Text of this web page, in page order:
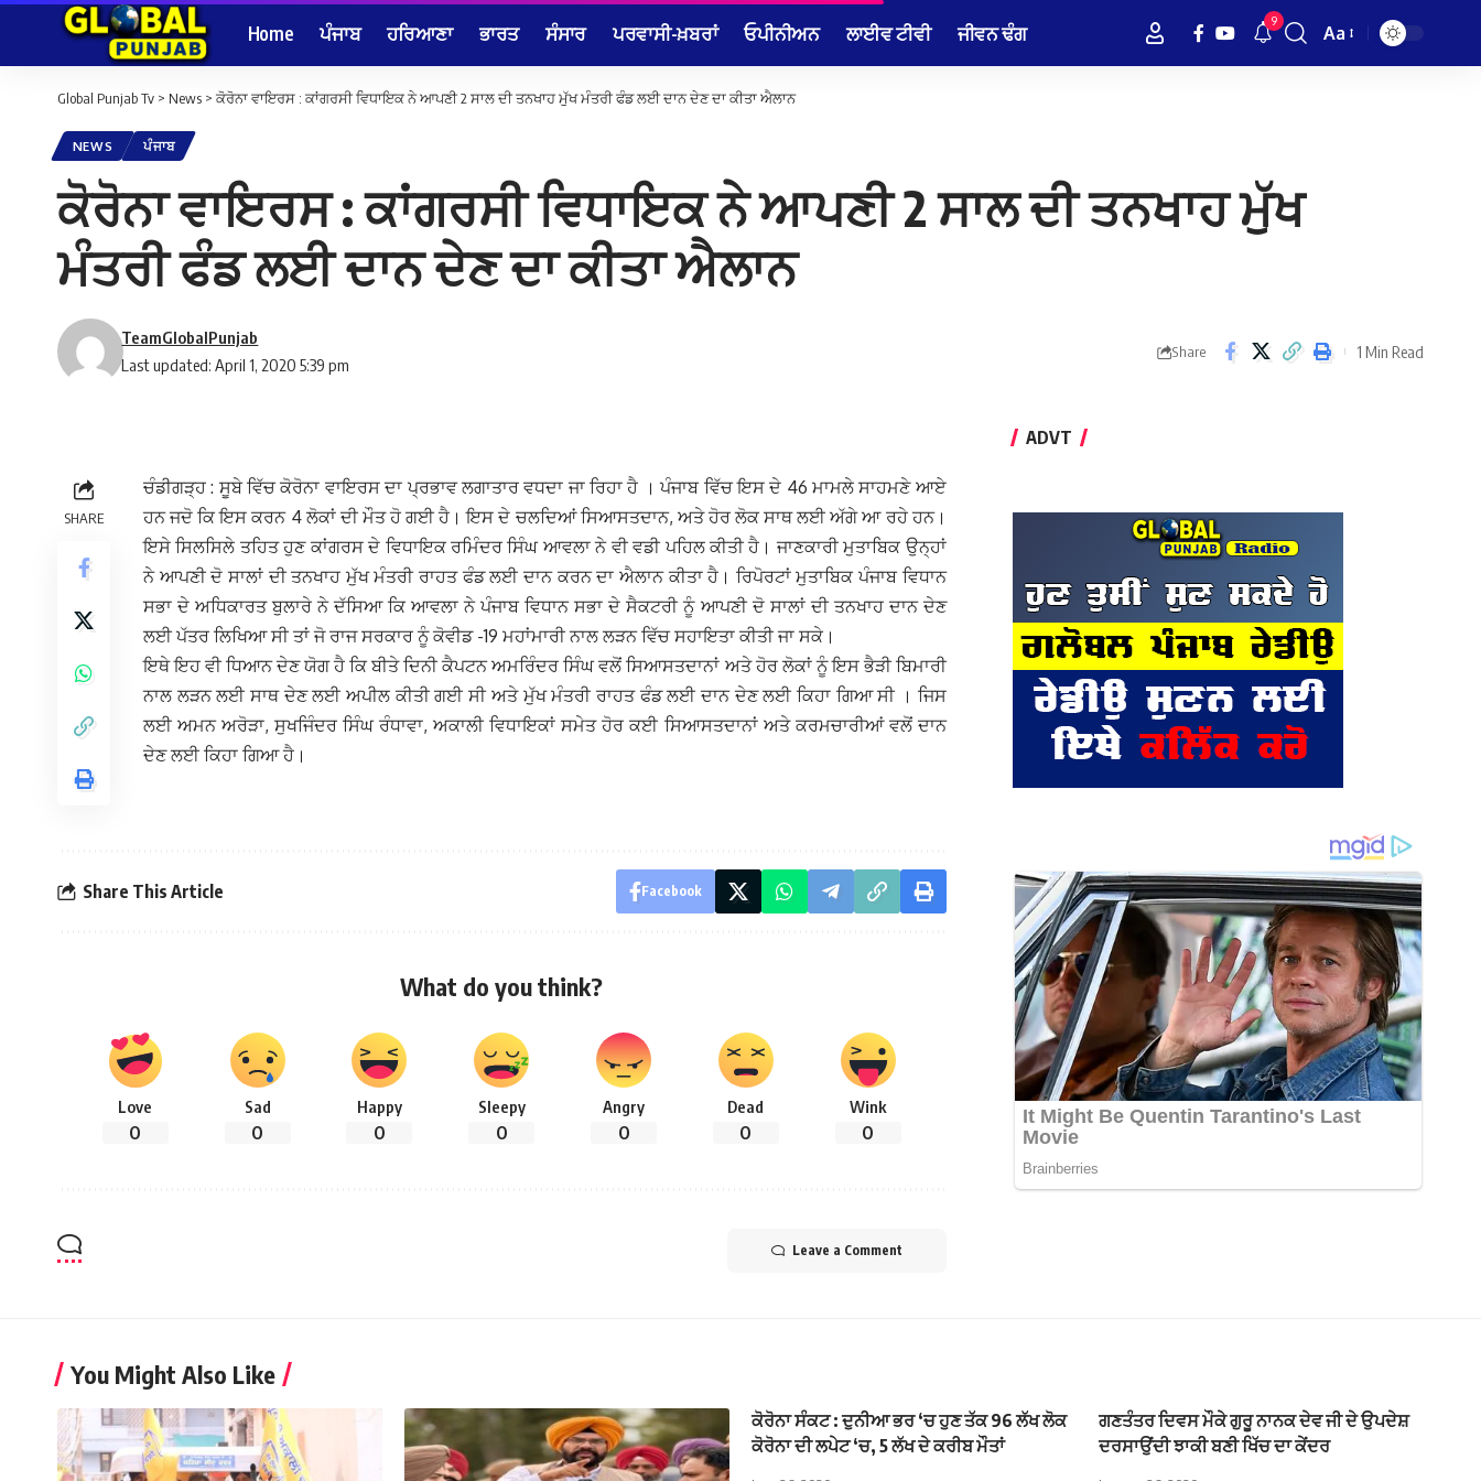
Home ਪੰਜਾਬ ਹਰਿਆਣਾ ਭਾਰਤ ਸੰਸਾਰ ਪਰਵਾਸੀ-ਖ਼ਬਰਾਂ ਓਪੀਨੀਅਨ ਲਾਈਵ ਟੀਵੀ ਜੀਵਨ ਢੰਗ 9
Font
Aa
Global Punjab Tv > News > ਕੋਰੋਨਾ ਵਾਇਰਸ : ਕਾਂਗਰਸੀ ਵਿਧਾਇਕ ਨੇ ਆਪਣੀ 2 ਸਾਲ ਦੀ ਤਨਖਾਹ ਮੁੱਖ ਮੰਤਰੀ ਫੰਡ ਲਈ ਦਾਨ ਦੇਣ ਦਾ ਕੀਤਾ ਐਲਾਨ
NEWS ਪੰਜਾਬ
ਕੋਰੋਨਾ ਵਾਇਰਸ : ਕਾਂਗਰਸੀ ਵਿਧਾਇਕ ਨੇ ਆਪਣੀ 2 ਸਾਲ ਦੀ ਤਨਖਾਹ ਮੁੱਖ
ਮੰਤਰੀ ਫੰਡ ਲਈ ਦਾਨ ਦੇਣ ਦਾ ਕੀਤਾ ਐਲਾਨ
Last updated: April 1, 2020 5:39 pm
TeamGlobalPunjab
Share 1 Min Read
SHARE
ਚੰਡੀਗੜ੍ਹ : ਸੂਬੇ ਵਿੱਚ ਕੋਰੋਨਾ ਵਾਇਰਸ ਦਾ ਪ੍ਰਭਾਵ ਲਗਾਤਾਰ ਵਧਦਾ ਜਾ ਰਿਹਾ ਹੈ । ਪੰਜਾਬ ਵਿੱਚ ਇਸ ਦੇ 46 ਮਾਮਲੇ ਸਾਹਮਣੇ ਆਏ
ਹਨ ਜਦੋ ਕਿ ਇਸ ਕਰਨ 4 ਲੋਕਾਂ ਦੀ ਮੌਤ ਹੋ ਗਈ ਹੈ। ਇਸ ਦੇ ਚਲਦਿਆਂ ਸਿਆਸਤਦਾਨ, ਅਤੇ ਹੋਰ ਲੋਕ ਸਾਥ ਲਈ ਅੱਗੇ ਆ ਰਹੇ ਹਨ।
ਇਸੇ ਸਿਲਸਿਲੇ ਤਹਿਤ ਹੁਣ ਕਾਂਗਰਸ ਦੇ ਵਿਧਾਇਕ ਰਮਿੰਦਰ ਸਿੰਘ ਆਵਲਾ ਨੇ ਵੀ ਵਡੀ ਪਹਿਲ ਕੀਤੀ ਹੈ। ਜਾਣਕਾਰੀ ਮੁਤਾਬਿਕ ਉਨ੍ਹਾਂ
ਨੇ ਆਪਣੀ ਦੋ ਸਾਲਾਂ ਦੀ ਤਨਖਾਹ ਮੁੱਖ ਮੰਤਰੀ ਰਾਹਤ ਫੰਡ ਲਈ ਦਾਨ ਕਰਨ ਦਾ ਐਲਾਨ ਕੀਤਾ ਹੈ। ਰਿਪੋਰਟਾਂ ਮੁਤਾਬਿਕ ਪੰਜਾਬ ਵਿਧਾਨ
ਸਭਾ ਦੇ ਅਧਿਕਾਰਤ ਬੁਲਾਰੇ ਨੇ ਦੱਸਿਆ ਕਿ ਆਵਲਾ ਨੇ ਪੰਜਾਬ ਵਿਧਾਨ ਸਭਾ ਦੇ ਸੈਕਟਰੀ ਨੂੰ ਆਪਣੀ ਦੋ ਸਾਲਾਂ ਦੀ ਤਨਖਾਹ ਦਾਨ ਦੇਣ
ਲਈ ਪੱਤਰ ਲਿਖਿਆ ਸੀ ਤਾਂ ਜੋ ਰਾਜ ਸਰਕਾਰ ਨੂੰ ਕੋਵੀਡ -19 ਮਹਾਂਮਾਰੀ ਨਾਲ ਲੜਨ ਵਿੱਚ ਸਹਾਇਤਾ ਕੀਤੀ ਜਾ ਸਕੇ।
ਇਥੇ ਇਹ ਵੀ ਧਿਆਨ ਦੇਣ ਯੋਗ ਹੈ ਕਿ ਬੀਤੇ ਦਿਨੀ ਕੈਪਟਨ ਅਮਰਿੰਦਰ ਸਿੰਘ ਵਲੋਂ ਸਿਆਸਤਦਾਨਾਂ ਅਤੇ ਹੋਰ ਲੋਕਾਂ ਨੂੰ ਇਸ ਭੈੜੀ ਬਿਮਾਰੀ
ਨਾਲ ਲੜਨ ਲਈ ਸਾਥ ਦੇਣ ਲਈ ਅਪੀਲ ਕੀਤੀ ਗਈ ਸੀ ਅਤੇ ਮੁੱਖ ਮੰਤਰੀ ਰਾਹਤ ਫੰਡ ਲਈ ਦਾਨ ਦੇਣ ਲਈ ਕਿਹਾ ਗਿਆ ਸੀ । ਜਿਸ
ਲਈ ਅਮਨ ਅਰੋੜਾ, ਸੁਖਜਿੰਦਰ ਸਿੰਘ ਰੰਧਾਵਾ, ਅਕਾਲੀ ਵਿਧਾਇਕਾਂ ਸਮੇਤ ਹੋਰ ਕਈ ਸਿਆਸਤਦਾਨਾਂ ਅਤੇ ਕਰਮਚਾਰੀਆਂ ਵਲੋਂ ਦਾਨ
ਦੇਣ ਲਈ ਕਿਹਾ ਗਿਆ ਹੈ।
Share This Article Facebook
What do you think?
Love
0
Sad
0
Happy
0
Sleepy
0
Angry
0
Dead
0
Wink
0
Leave a Comment
ADVT
You Might Also Like
ਕੋਰੋਨਾ ਸੰਕਟ : ਦੁਨੀਆ ਭਰ ‘ਚ ਹੁਣ ਤੱਕ 96 ਲੱਖ ਲੋਕ
ਕੋਰੋਨਾ ਦੀ ਲਪੇਟ ‘ਚ, 5 ਲੱਖ ਦੇ ਕਰੀਬ ਮੌਤਾਂ
ਗਣਤੰਤਰ ਦਿਵਸ ਮੌਕੇ ਗੁਰੂ ਨਾਨਕ ਦੇਵ ਜੀ ਦੇ ਉਪਦੇਸ਼
ਦਰਸਾਉਂਦੀ ਝਾਕੀ ਬਣੀ ਖਿੱਚ ਦਾ ਕੇਂਦਰ